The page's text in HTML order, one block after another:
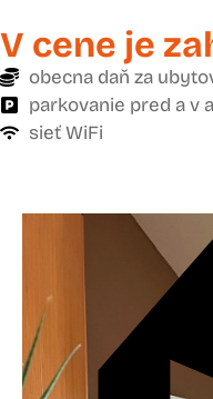
V cene je
obecna daň za
parkovanie pred a v
sieť WiFi